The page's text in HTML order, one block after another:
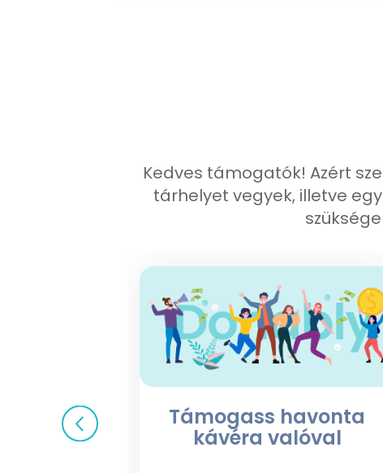
Kedves támogatók! Azért
tárhelyet vegyek, illetve
Támogass havonta
kávéra valóval